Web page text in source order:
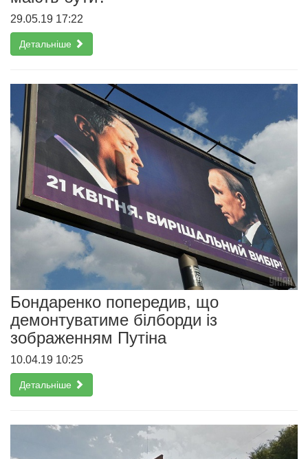
29.05.19 17:22
Детальніше
Бондаренко попередив, що
демонтуватиме білборди із
зображенням Путіна
10.04.19 10:25
Детальніше